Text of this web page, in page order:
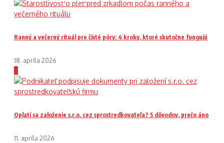
Ranný a večerný rituál pre čisté póry: 4 kroky, ktoré skutočne fungujú
18. apríla 2026
2
Oplatí sa založenie s.r.o. cez sprostredkovateľa? 5 dôvodov, prečo áno
11. apríla 2026